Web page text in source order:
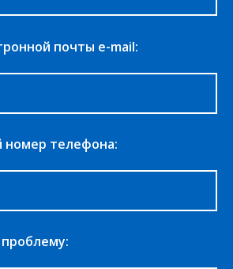
почты e-mail:
номер телефона: